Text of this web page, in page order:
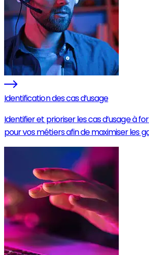
Identification des cas d’usage
Identifier et prioriser les cas d’usage à
pour vos métiers afin de maximiser les